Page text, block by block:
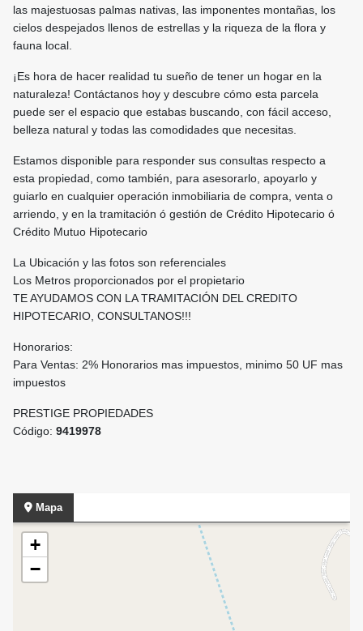
las majestuosas palmas nativas, las imponentes montañas, los
cielos despejados llenos de estrellas y la riqueza de la flora y
fauna local.
¡Es hora de hacer realidad tu sueño de tener un hogar en la
naturaleza! Contáctanos hoy y descubre cómo esta parcela
puede ser el espacio que estabas buscando, con fácil acceso,
belleza natural y todas las comodidades que necesitas.
Estamos disponible para responder sus consultas respecto a
esta propiedad, como también, para asesorarlo, apoyarlo y
guiarlo en cualquier operación inmobiliaria de compra, venta o
arriendo, y en la tramitación ó gestión de Crédito Hipotecario ó
Crédito Mutuo Hipotecario
La Ubicación y las fotos son referenciales
Los Metros proporcionados por el propietario
TE AYUDAMOS CON LA TRAMITACIÓN DEL CREDITO
HIPOTECARIO, CONSULTANOS!!!
Honorarios:
Para Ventas: 2% Honorarios mas impuestos, minimo 50 UF mas
impuestos
PRESTIGE PROPIEDADES
Código: 9419978
Mapa
+
−